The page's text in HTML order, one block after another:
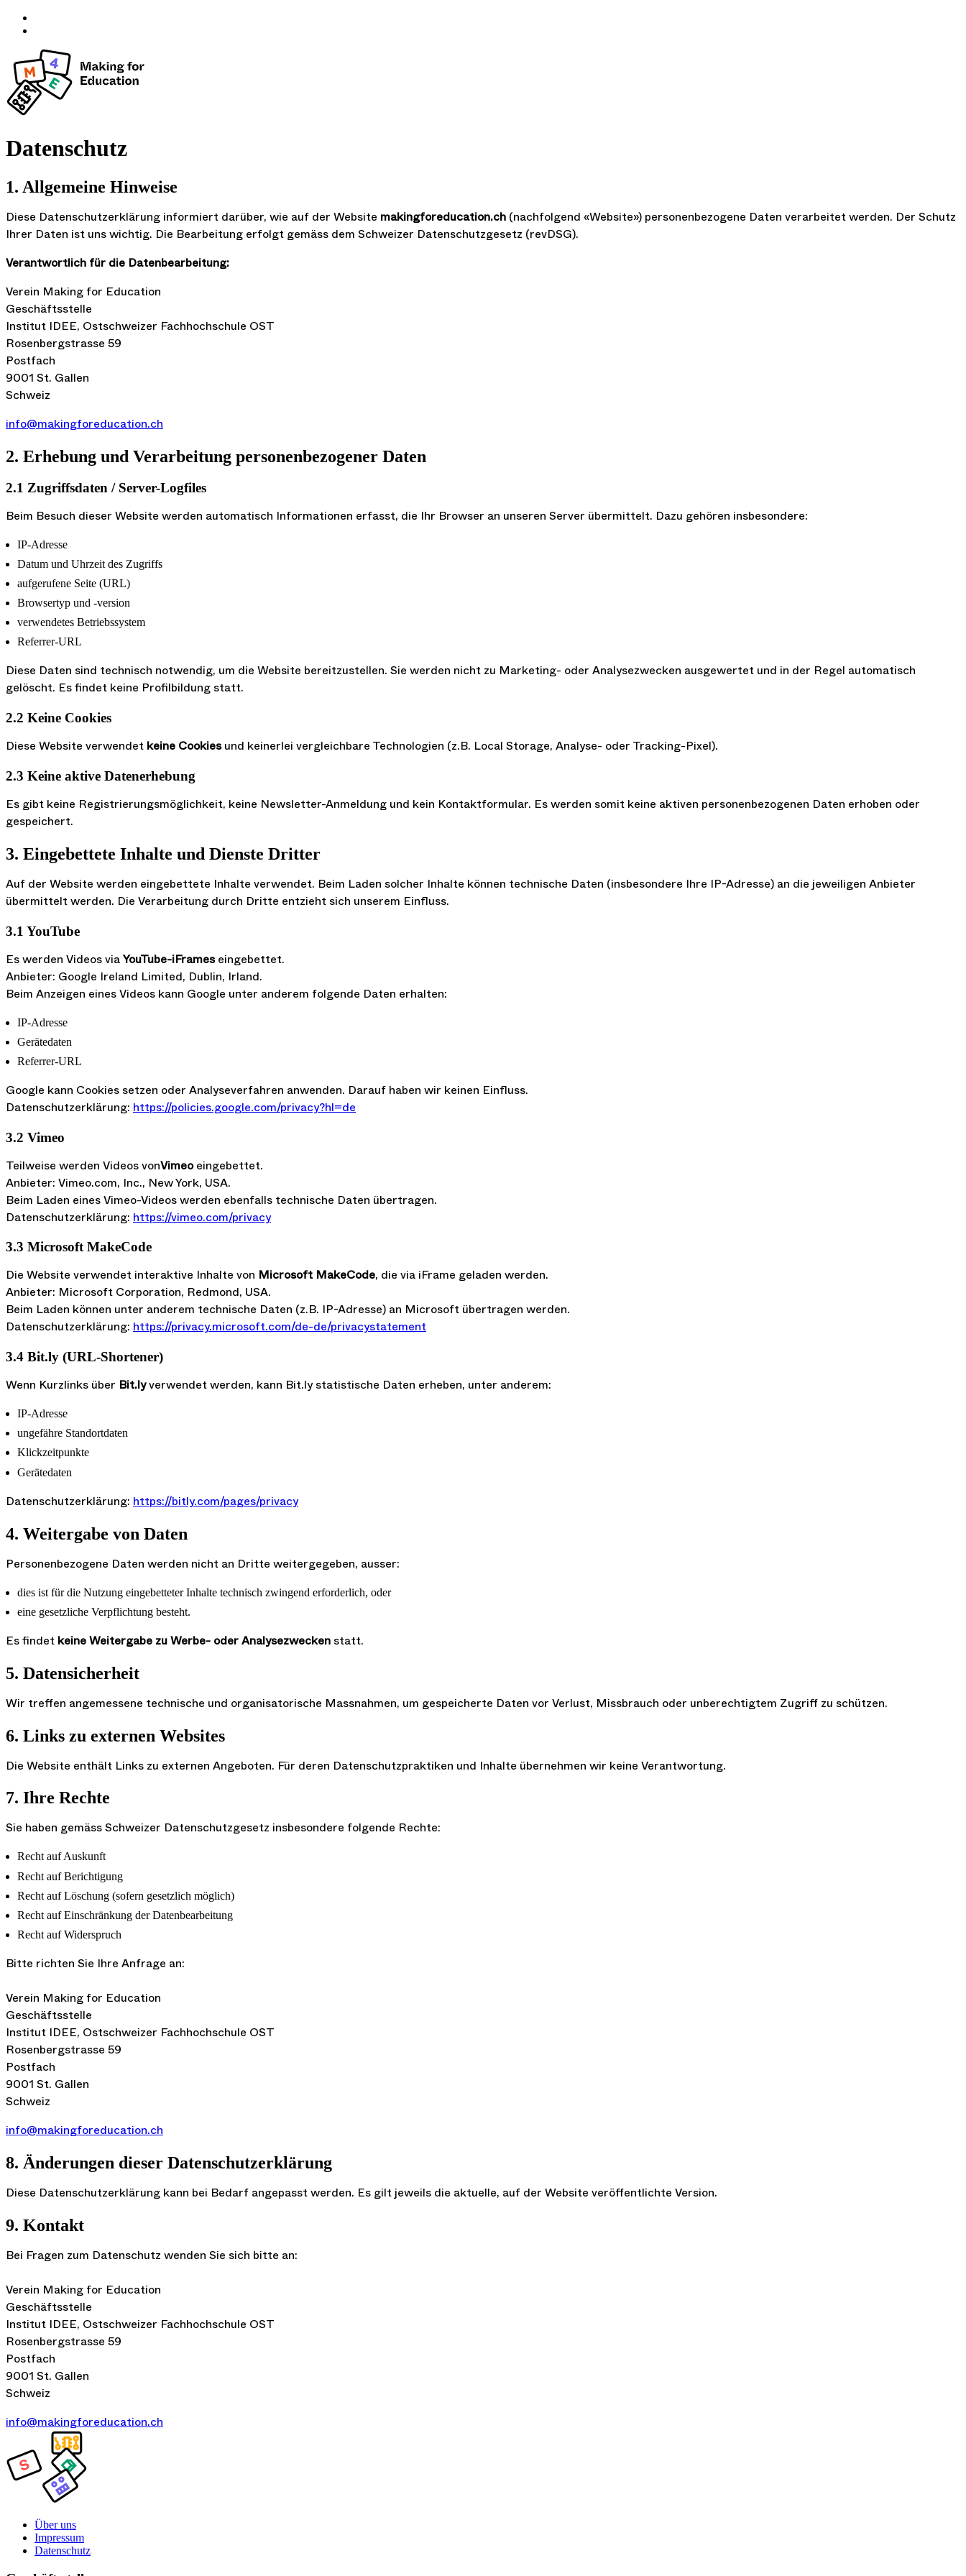
Datenschutz
1. Allgemeine Hinweise
Diese Datenschutzerklärung informiert darüber, wie auf der Website makingforeducation.ch (nachfolgend «Website») personenbezogene Daten verarbeitet werden. Der Schutz
Ihrer Daten ist uns wichtig. Die Bearbeitung erfolgt gemäss dem Schweizer Datenschutzgesetz (revDSG).
Verantwortlich für die Datenbearbeitung:
Verein Making for Education
Geschäftsstelle
Institut IDEE, Ostschweizer Fachhochschule OST
Rosenbergstrasse 59
Postfach
9001 St. Gallen
Schweiz
info@makingforeducation.ch
2. Erhebung und Verarbeitung personenbezogener Daten
2.1 Zugriffsdaten / Server-Logfiles
Beim Besuch dieser Website werden automatisch Informationen erfasst, die Ihr Browser an unseren Server übermittelt. Dazu gehören insbesondere:
IP-Adresse
Datum und Uhrzeit des Zugriffs
aufgerufene Seite (URL)
Browsertyp und -version
verwendetes Betriebssystem
Referrer-URL
Diese Daten sind technisch notwendig, um die Website bereitzustellen. Sie werden nicht zu Marketing- oder Analysezwecken ausgewertet und in der Regel automatisch
gelöscht. Es findet keine Profilbildung statt.
2.2 Keine Cookies
Diese Website verwendet keine Cookiesund keinerlei vergleichbare Technologien (z.B. Local Storage, Analyse- oder Tracking-Pixel).
2.3 Keine aktive Datenerhebung
Es gibt keine Registrierungsmöglichkeit, keine Newsletter-Anmeldung und kein Kontaktformular. Es werden somit keine aktiven personenbezogenen Daten erhoben oder
gespeichert.
3. Eingebettete Inhalte und Dienste Dritter
Auf der Website werden eingebettete Inhalte verwendet. Beim Laden solcher Inhalte können technische Daten (insbesondere Ihre IP-Adresse) an die jeweiligen Anbieter
übermittelt werden. Die Verarbeitung durch Dritte entzieht sich unserem Einfluss.
3.1 YouTube
Es werden Videos via YouTube-iFrames eingebettet.
Anbieter: Google Ireland Limited, Dublin, Irland.
Beim Anzeigen eines Videos kann Google unter anderem folgende Daten erhalten:
IP-Adresse
Gerätedaten
Referrer-URL
Google kann Cookies setzen oder Analyseverfahren anwenden. Darauf haben wir keinen Einfluss.
Datenschutzerklärung: https://policies.google.com/privacy?hl=de
3.2 Vimeo
Teilweise werden Videos vonVimeoeingebettet.
Anbieter: Vimeo.com, Inc., New York, USA.
Beim Laden eines Vimeo-Videos werden ebenfalls technische Daten übertragen.
Datenschutzerklärung: https://vimeo.com/privacy
3.3 Microsoft MakeCode
Die Website verwendet interaktive Inhalte von Microsoft MakeCode, die via iFrame geladen werden.
Anbieter: Microsoft Corporation, Redmond, USA.
Beim Laden können unter anderem technische Daten (z.B. IP-Adresse) an Microsoft übertragen werden.
Datenschutzerklärung: https://privacy.microsoft.com/de-de/privacystatement
3.4 Bit.ly (URL-Shortener)
Wenn Kurzlinks über Bit.lyverwendet werden, kann Bit.ly statistische Daten erheben, unter anderem:
IP-Adresse
ungefähre Standortdaten
Klickzeitpunkte
Gerätedaten
Datenschutzerklärung: https://bitly.com/pages/privacy
4. Weitergabe von Daten
Personenbezogene Daten werden nicht an Dritte weitergegeben, ausser:
dies ist für die Nutzung eingebetteter Inhalte technisch zwingend erforderlich, oder
eine gesetzliche Verpflichtung besteht.
Es findet keine Weitergabe zu Werbe- oder Analysezwecken statt.
5. Datensicherheit
Wir treffen angemessene technische und organisatorische Massnahmen, um gespeicherte Daten vor Verlust, Missbrauch oder unberechtigtem Zugriff zu schützen.
6. Links zu externen Websites
Die Website enthält Links zu externen Angeboten. Für deren Datenschutzpraktiken und Inhalte übernehmen wir keine Verantwortung.
7. Ihre Rechte
Sie haben gemäss Schweizer Datenschutzgesetz insbesondere folgende Rechte:
Recht auf Auskunft
Recht auf Berichtigung
Recht auf Löschung (sofern gesetzlich möglich)
Recht auf Einschränkung der Datenbearbeitung
Recht auf Widerspruch
Bitte richten Sie Ihre Anfrage an:
Verein Making for Education
Geschäftsstelle
Institut IDEE, Ostschweizer Fachhochschule OST
Rosenbergstrasse 59
Postfach
9001 St. Gallen
Schweiz
info@makingforeducation.ch
8. Änderungen dieser Datenschutzerklärung
Diese Datenschutzerklärung kann bei Bedarf angepasst werden. Es gilt jeweils die aktuelle, auf der Website veröffentlichte Version.
9. Kontakt
Bei Fragen zum Datenschutz wenden Sie sich bitte an:
Verein Making for Education
Geschäftsstelle
Institut IDEE, Ostschweizer Fachhochschule OST
Rosenbergstrasse 59
Postfach
9001 St. Gallen
Schweiz
info@makingforeducation.ch
Über uns
Impressum
Datenschutz